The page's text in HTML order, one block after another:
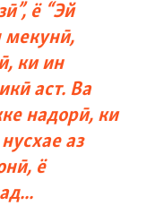
ё “Эй
мекунӣ,
ки ин
аст. Ва
надорӣ, ки
аз
ё